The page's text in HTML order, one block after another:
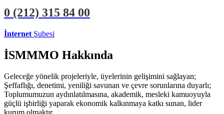
0 (212) 315 84 00
İnternet Şubesi
İSMMMO Hakkında
Geleceğe yönelik projeleriyle, üyelerinin gelişimini sağlayan;
Şeffaflığı, denetimi, yeniliği savunan ve çevre sorunlarına duyarlı;
Toplumumuzun aydınlatılmasına, akademik, mesleki kamuoyuyla
güçlü işbirliği yaparak ekonomik kalkınmaya katkı sunan, lider
kurum olmaktır.